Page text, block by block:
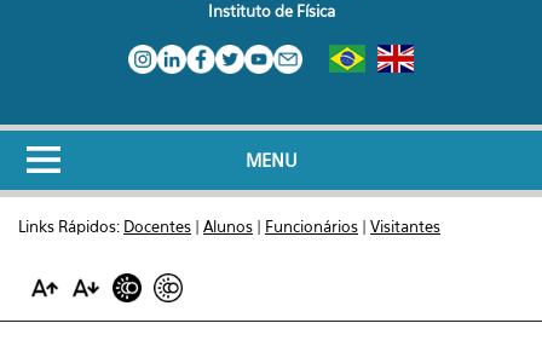
Instituto de Física
MENU
Links Rápidos: Docentes | Alunos | Funcionários | Visitantes